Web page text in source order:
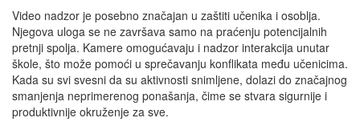
Video nadzor je posebno značajan u zaštiti učenika i osoblja.
Njegova uloga se ne završava samo na praćenju potencijalnih
pretnji spolja. Kamere omogućavaju i nadzor interakcija unutar
škole, što može pomoći u sprečavanju konflikata među učenicima.
Kada su svi svesni da su aktivnosti snimljene, dolazi do značajnog
smanjenja neprimerenog ponašanja, čime se stvara sigurnije i
produktivnije okruženje za sve.